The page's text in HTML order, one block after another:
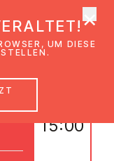
15:00
UM DIESE
×